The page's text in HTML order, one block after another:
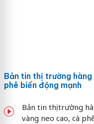
Bản tin thị trường
phê biến động mạnh
Bản tin thị trường
vàng neo cao, cà